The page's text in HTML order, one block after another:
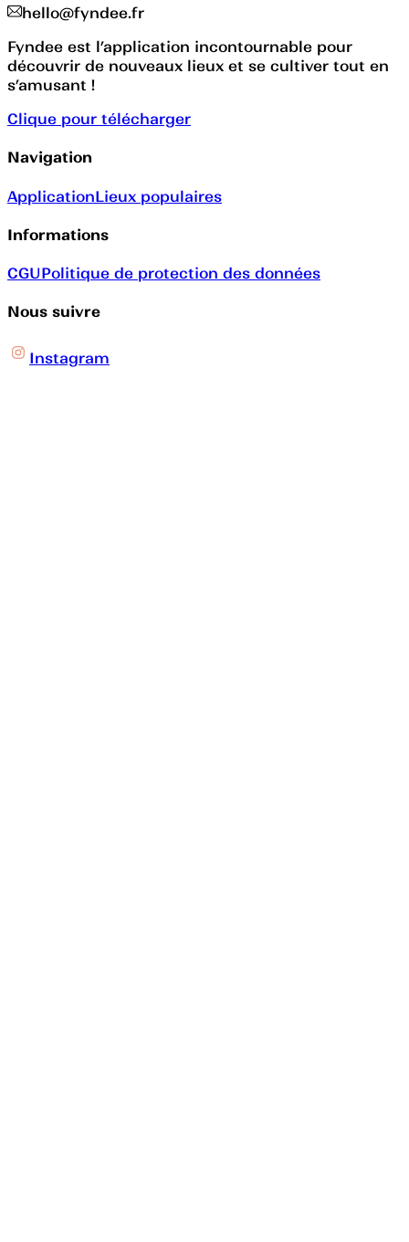
hello@fyndee.fr
Fyndee est l’application incontournable pour
découvrir de nouveaux lieux et se cultiver tout en
s’amusant !
Clique pour télécharger
Navigation
ApplicationLieux populaires
Informations
CGUPolitique de protection des données
Nous suivre
Instagram